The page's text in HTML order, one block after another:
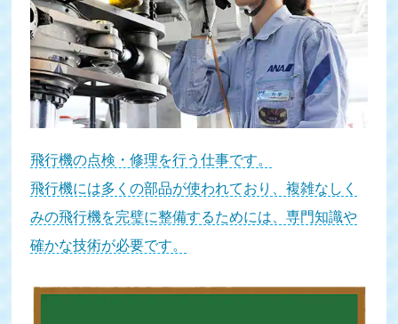
飛行機の点検・修理を行う仕事です。
飛行機には多くの部品が使われており、複雑なしく
みの飛行機を完璧に整備するためには、専門知識や
確かな技術が必要です。